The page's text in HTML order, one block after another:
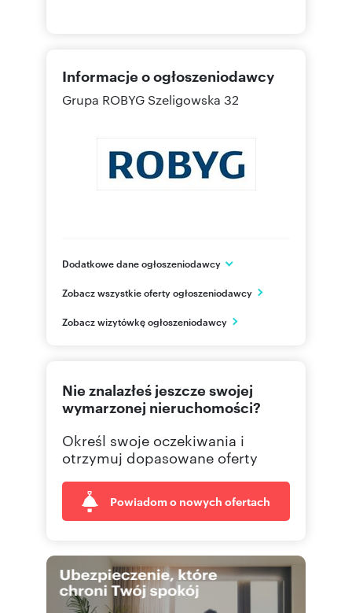
Informacje o ogłoszeniodawcy
Grupa ROBYG Szeligowska 32
Dodatkowe dane ogłoszeniodawcy
Al. Rzeczypospolitej 1
mazowieckie
(22) 4 Pokaż fax
Zobacz wszystkie oferty ogłoszeniodawcy
Zobacz wizytówkę ogłoszeniodawcy
Nie znalazłeś jeszcze swojej
wymarzonej nieruchomości?
Określ swoje oczekiwania i
otrzymuj dopasowane oferty
Powiadom o nowych ofertach